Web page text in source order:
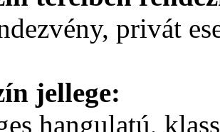
privát
jellege:
hangulatú,